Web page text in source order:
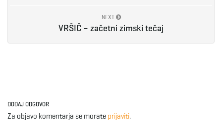
NEXT
VRŠIČ – začetni zimski tečaj
DODAJ ODGOVOR
Za objavo komentarja se morate prijaviti.